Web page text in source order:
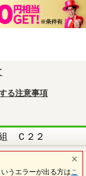
る注意事項
組 Ｃ２２
うエラーが出る方は こ